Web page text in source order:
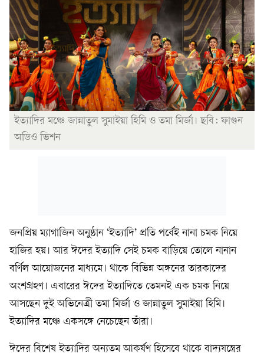
ইত্যাদির মঞ্চে জান্নাতুল সুমাইয়া হিমি ও তমা মির্জা। ছবি: ফাগুন
অডিও ভিশন
জনপ্রিয় ম্যাগাজিন অনুষ্ঠান ‘ইত্যাদি’ প্রতি পর্বেই নানা চমক নিয়ে
হাজির হয়। আর ঈদের ইত্যাদি সেই চমক বাড়িয়ে তোলে নানান
বর্ণিল আয়োজনের মাধ্যমে। থাকে বিভিন্ন অঙ্গনের তারকাদের
অংশগ্রহণ। এবারের ঈদের ইত্যাদিতে তেমনই এক চমক নিয়ে
আসছেন দুই অভিনেত্রী তমা মির্জা ও জান্নাতুল সুমাইয়া হিমি।
ইত্যাদির মঞ্চে একসঙ্গে নেচেছেন তাঁরা।
ঈদের বিশেষ ইত্যাদির অন্যতম আকর্ষণ হিসেবে থাকে বাদ্যযন্ত্রের